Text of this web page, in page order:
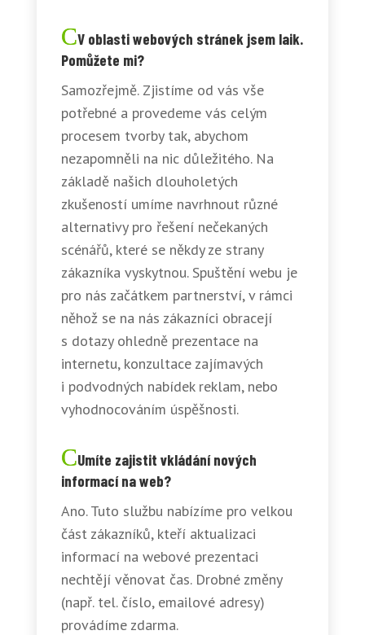
V oblasti webových stránek jsem laik.
Pomůžete mi?
Samozřejmě. Zjistíme od vás vše
potřebné a provedeme vás celým
procesem tvorby tak, abychom
nezapomněli na nic důležitého. Na
základě našich dlouholetých
zkušeností umíme navrhnout různé
alternativy pro řešení nečekaných
scénářů, které se někdy ze strany
zákazníka vyskytnou. Spuštění webu je
pro nás začátkem partnerství, v rámci
něhož se na nás zákazníci obracejí
s dotazy ohledně prezentace na
internetu, konzultace zajímavých
i podvodných nabídek reklam, nebo
vyhodnocováním úspěšnosti.
Umíte zajistit vkládání nových
informací na web?
Ano. Tuto službu nabízíme pro velkou
část zákazníků, kteří aktualizaci
informací na webové prezentaci
nechtějí věnovat čas. Drobné změny
(např. tel. číslo, emailové adresy)
provádíme zdarma.